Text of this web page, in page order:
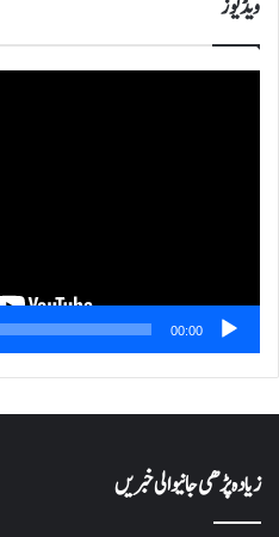
ویڈیوز
00:00
زیادہ پڑھی جانیوالی خبریں